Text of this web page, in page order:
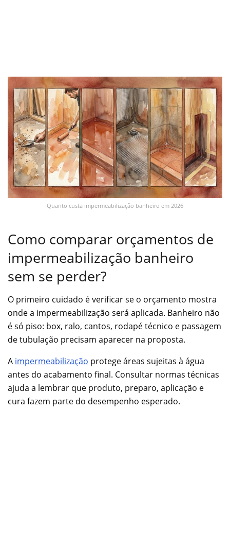
Quanto custa impermeabilização banheiro em 2026
Como comparar orçamentos de
impermeabilização banheiro
sem se perder?
O primeiro cuidado é verificar se o orçamento mostra
onde a impermeabilização será aplicada. Banheiro não
é só piso: box, ralo, cantos, rodapé técnico e passagem
de tubulação precisam aparecer na proposta.
A impermeabilização protege áreas sujeitas à água
antes do acabamento final. Consultar normas técnicas
ajuda a lembrar que produto, preparo, aplicação e
cura fazem parte do desempenho esperado.